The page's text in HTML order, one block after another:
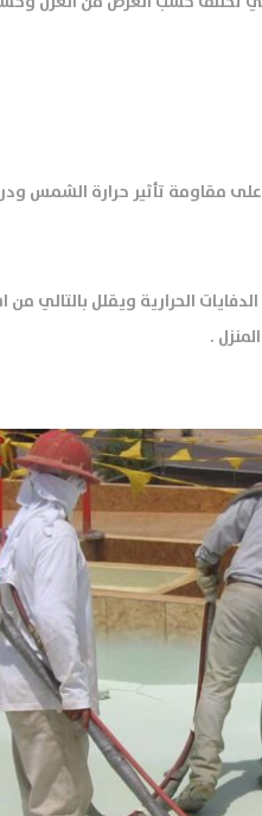
مقاومة تأثير حرارة الشمس
الحرارية ويقلل بالتالي
.